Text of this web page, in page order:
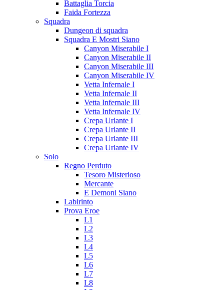
Battaglia Torcia
Faida Fortezza
Squadra
Dungeon di squadra
Squadra E Mostri Siano
Canyon Miserabile I
Canyon Miserabile II
Canyon Miserabile III
Canyon Miserabile IV
Vetta Infernale I
Vetta Infernale II
Vetta Infernale III
Vetta Infernale IV
Crepa Urlante I
Crepa Urlante II
Crepa Urlante III
Crepa Urlante IV
Solo
Regno Perduto
Tesoro Misterioso
Mercante
E Demoni Siano
Labirinto
Prova Eroe
L1
L2
L3
L4
L5
L6
L7
L8